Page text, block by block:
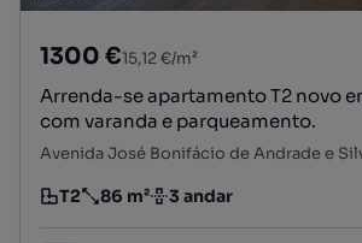
1300 €15,12 €/m²
Arrenda-se apartamento T2 novo
com varanda e parqueamento.
Tipologia
T2
Preço por metro quadrado
86 m²
Andar 3 andar